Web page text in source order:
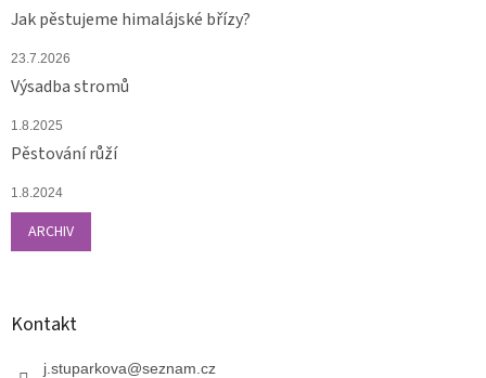
Jak pěstujeme himalájské břízy?
23.7.2026
Výsadba stromů
1.8.2025
Pěstování růží
1.8.2024
ARCHIV
Kontakt
j.stuparkova@seznam.cz